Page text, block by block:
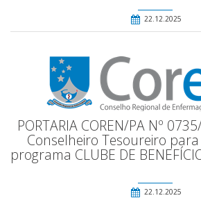
22.12.2025
PORTARIA COREN/PA Nº
Conselheiro Tesoureiro
programa CLUBE DE
22.12.2025